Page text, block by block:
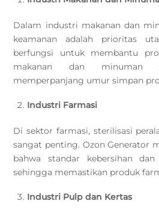
Dalam industri makanan dan
keamanan adalah prioritas
berfungsi untuk membantu
makanan dan minuman
memperpanjang umur simpan
Industri Farmasi
Di sektor farmasi, sterilisasi
sangat penting. Ozon Generator
bahwa standar kebersihan
sehingga memastikan produk
Industri Pulp dan Kertas